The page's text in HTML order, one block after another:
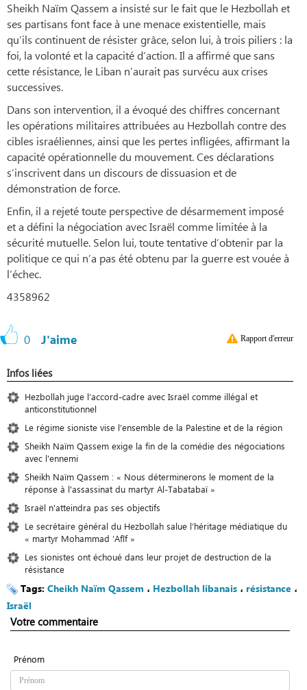
Sheikh Naïm Qassem a insisté sur le fait que le Hezbollah et
ses partisans font face à une menace existentielle, mais
qu’ils continuent de résister grâce, selon lui, à trois piliers : la
foi, la volonté et la capacité d’action. Il a affirmé que sans
cette résistance, le Liban n’aurait pas survécu aux crises
successives.
Dans son intervention, il a évoqué des chiffres concernant
les opérations militaires attribuées au Hezbollah contre des
cibles israéliennes, ainsi que les pertes infligées, affirmant la
capacité opérationnelle du mouvement. Ces déclarations
s’inscrivent dans un discours de dissuasion et de
démonstration de force.
Enfin, il a rejeté toute perspective de désarmement imposé
et a défini la négociation avec Israël comme limitée à la
sécurité mutuelle. Selon lui, toute tentative d’obtenir par la
politique ce qui n’a pas été obtenu par la guerre est vouée à
l’échec.
4358962
0 J'aime Rapport d'erreur
Infos liées
Hezbollah juge l’accord-cadre avec Israël comme illégal et
anticonstitutionnel
Le régime sioniste vise l’ensemble de la Palestine et de la région
Sheikh Naïm Qassem exige la fin de la comédie des négociations
avec l'ennemi
Sheikh Naïm Qassem : « Nous déterminerons le moment de la
réponse à l'assassinat du martyr Al-Tabatabaï »
Israël n'atteindra pas ses objectifs
Le secrétaire général du Hezbollah salue l’héritage médiatique du
« martyr Mohammad ‘Afīf »
Les sionistes ont échoué dans leur projet de destruction de la
résistance
Tags: Cheikh Naïm Qassem ، Hezbollah libanais ، résistance ،
Israël
Votre commentaire
Prénom